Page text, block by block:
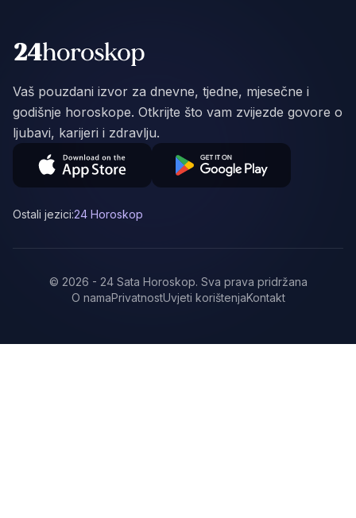
Vaš pouzdani izvor za dnevne, tjedne, mjesečne i
godišnje horoskope. Otkrijte što vam zvijezde govore o
ljubavi, karijeri i zdravlju.
Ostali jezici:24 Horoskop
© 2026 - 24 Sata Horoskop. Sva prava pridržana
O namaPrivatnostUvjeti korištenjaKontakt